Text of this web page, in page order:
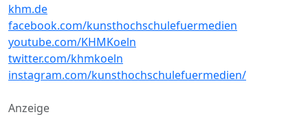
khm.de
facebook.com/kunsthochschulefuermedien
youtube.com/KHMKoeln
twitter.com/khmkoeln
instagram.com/kunsthochschulefuermedien/
Anzeige